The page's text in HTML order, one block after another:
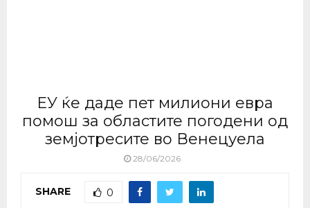
ЕУ ќе даде пет милиони евра
помош за областите погодени од
земјотресите во Венецуела
28/06/2026
SHARE 0